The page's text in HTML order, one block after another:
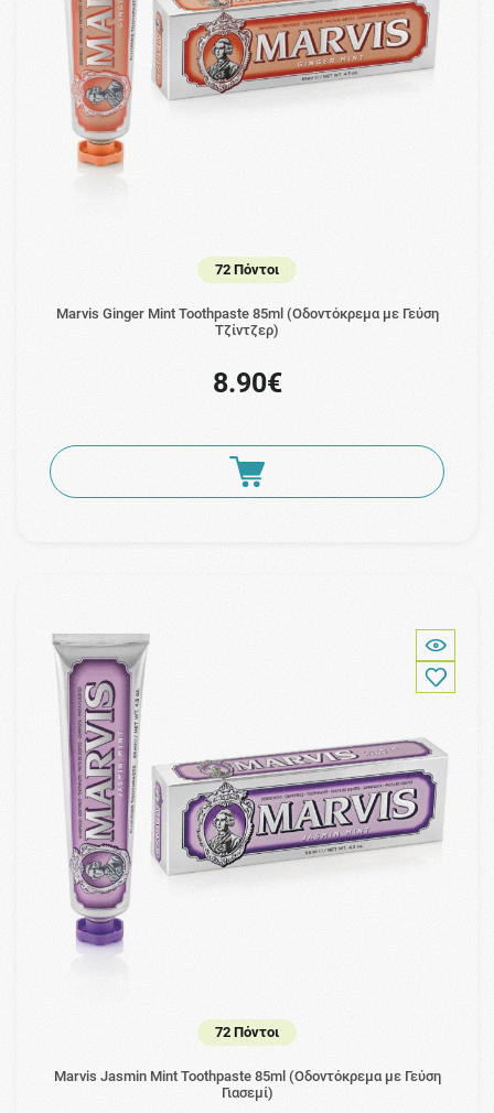
72 Πόντοι
Marvis Ginger Mint Toothpaste 85ml (Οδοντόκρεμα με Γεύση
Τζίντζερ)
8.90€
72 Πόντοι
Marvis Jasmin Mint Toothpaste 85ml (Οδοντόκρεμα με Γεύση
Γιασεμί)